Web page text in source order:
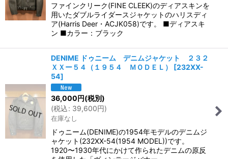
ファインクリーク(FINE CLEEK)のディアスキンを
用いたダブルライダースジャケットのハリスディ
ア(Harris Deer・ACJK058)です。 ■ディアスキ
ン ■カラー：ブラック
DENIME ドゥニーム デニムジャケット ２３２
ＸＸー５４（１９５４ ＭＯＤＥＬ）
[232XX-
54]
36,000 円(税別)
(税込: 39,600円)
在庫なし
ドゥニーム(DENIME)の1954年モデルのデニムジ
ャケット(232XX-54(1954 MODEL))です。
1920〜1930年代にかけて作られたデニムの原反